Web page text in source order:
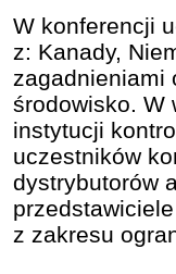
W konferencji
z: Kanady,
zagadnieniami
środowisko. W
instytucji
uczestników
dystrybutorów
z zakresu